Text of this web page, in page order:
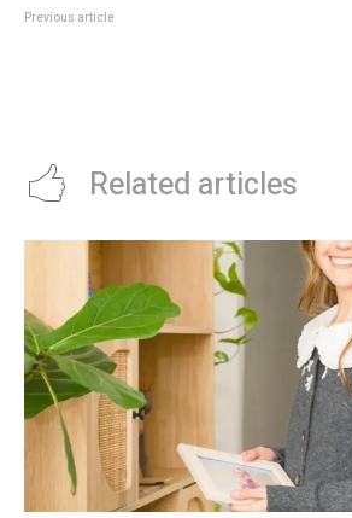
Previous article
Related articles